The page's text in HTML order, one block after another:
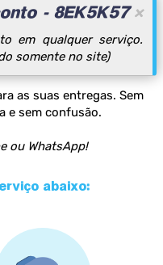
suas
as suas entregas. Sem
e sem confusão.
ou WhatsApp!
abaixo:
×
- 8EK5K57
em qualquer serviço.
somente no site)